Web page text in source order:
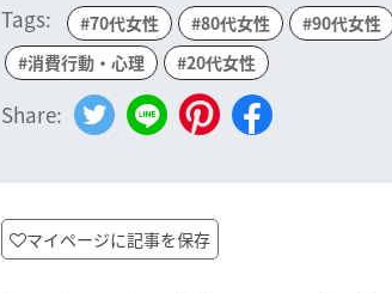
Tags: #70代女性 #80代女性 #90代女性
#消費行動・心理
#20代女性
Share:
マイページに記事を保存